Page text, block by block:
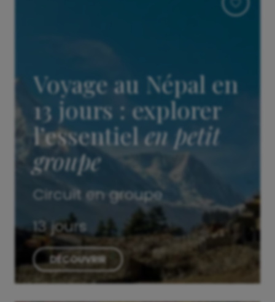
Voyage au Népal en
13 jours : explorer
l’essentielen petit
groupe
Circuit en groupe
13 jours
DÉCOUVRIR